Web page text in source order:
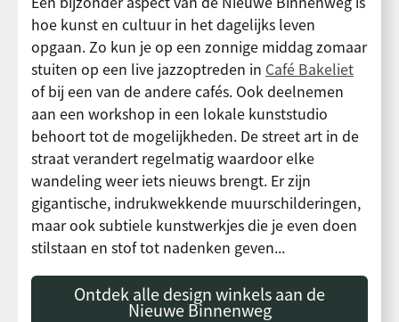
hoe kunst en cultuur in het dagelijks leven
opgaan. Zo kun je op een zonnige middag zomaar
stuiten op een live jazzoptreden in Café Bakeliet
of bij een van de andere cafés. Ook deelnemen
aan een workshop in een lokale kunststudio
behoort tot de mogelijkheden. De street art in de
straat verandert regelmatig waardoor elke
wandeling weer iets nieuws brengt. Er zijn
gigantische, indrukwekkende muurschilderingen,
maar ook subtiele kunstwerkjes die je even doen
stilstaan en stof tot nadenken geven...
Ontdek alle design winkels aan de
Nieuwe Binnenweg